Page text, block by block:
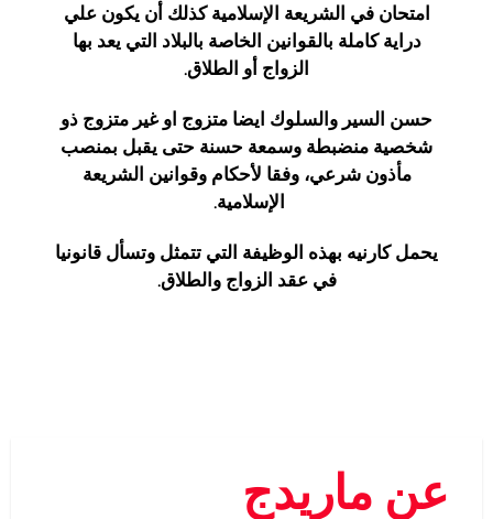
امتحان في الشريعة الإسلامية كذلك أن يكون علي
دراية كاملة بالقوانين الخاصة بالبلاد التي يعد بها
الزواج أو الطلاق.
حسن السير والسلوك ايضا متزوج او غير متزوج ذو
شخصية منضبطة وسمعة حسنة حتى يقبل بمنصب
مأذون شرعي، وفقا لأحكام وقوانين الشريعة
الإسلامية.
يحمل كارنيه بهذه الوظيفة التي تتمثل وتسأل قانونيا
في عقد الزواج والطلاق.
عن ماريدج